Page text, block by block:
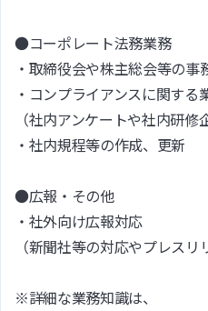
●コーポレート法務業務
・取締役会や株主総会等の事
・コンプライアンスに関する
（社内アンケートや社内研修
・社内規程等の作成、更新
●広報・その他
・社外向け広報対応
（新聞社等の対応やプレスリ
※詳細な業務知識は、